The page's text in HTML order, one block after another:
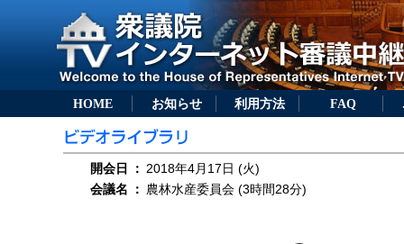
HOME お知らせ 利用方法 FAQ
開会日 ： 2018年4月17日 (火)
会議名
： 農林水産委員会 (3時間28分)